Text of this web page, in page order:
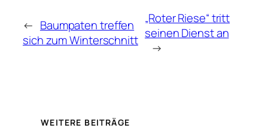
← Baumpaten treffen
sich zum Winterschnitt
„Roter Riese“ tritt
seinen Dienst an
→
WEITERE BEITRÄGE